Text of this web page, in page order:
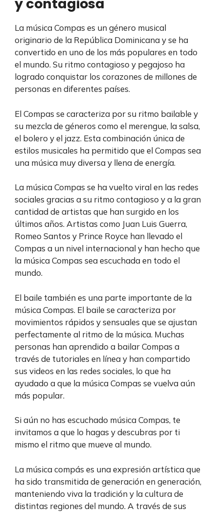
y contagiosa
La música Compas es un género musical
originario de la República Dominicana y se ha
convertido en uno de los más populares en todo
el mundo. Su ritmo contagioso y pegajoso ha
logrado conquistar los corazones de millones de
personas en diferentes países.
El Compas se caracteriza por su ritmo bailable y
su mezcla de géneros como el merengue, la salsa,
el bolero y el jazz. Esta combinación única de
estilos musicales ha permitido que el Compas sea
una música muy diversa y llena de energía.
La música Compas se ha vuelto viral en las redes
sociales gracias a su ritmo contagioso y a la gran
cantidad de artistas que han surgido en los
últimos años. Artistas como Juan Luis Guerra,
Romeo Santos y Prince Royce han llevado el
Compas a un nivel internacional y han hecho que
la música Compas sea escuchada en todo el
mundo.
El baile también es una parte importante de la
música Compas. El baile se caracteriza por
movimientos rápidos y sensuales que se ajustan
perfectamente al ritmo de la música. Muchas
personas han aprendido a bailar Compas a
través de tutoriales en línea y han compartido
sus videos en las redes sociales, lo que ha
ayudado a que la música Compas se vuelva aún
más popular.
Si aún no has escuchado música Compas, te
invitamos a que lo hagas y descubras por ti
mismo el ritmo que mueve al mundo.
La música compás es una expresión artística que
ha sido transmitida de generación en generación,
manteniendo viva la tradición y la cultura de
distintas regiones del mundo. A través de sus